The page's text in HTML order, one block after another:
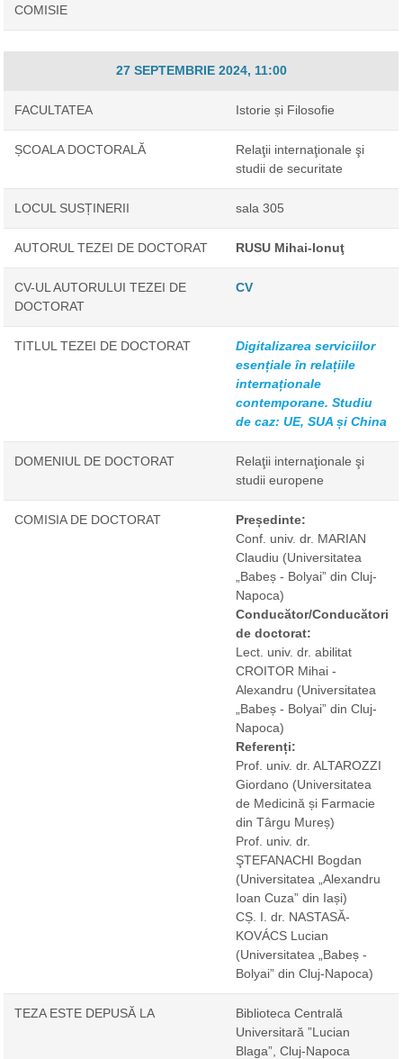
COMISIE
27 SEPTEMBRIE 2024, 11:00
FACULTATEA Istorie și Filosofie
ȘCOALA DOCTORALĂ
Relaţii internaţionale şi
studii de securitate
LOCUL SUSȚINERII sala 305
AUTORUL TEZEI DE DOCTORAT RUSU Mihai-Ionuţ
CV-UL AUTORULUI TEZEI DE
DOCTORAT
CV
TITLUL TEZEI DE DOCTORAT
Digitalizarea serviciilor
esențiale în relațiile
internaționale
contemporane. Studiu
de caz: UE, SUA și China
DOMENIUL DE DOCTORAT
Relaţii internaţionale şi
studii europene
COMISIA DE DOCTORAT
Președinte:
Conf. univ. dr. MARIAN
Claudiu (Universitatea
„Babeș - Bolyai” din Cluj-
Napoca)
Conducător/Conducători
de doctorat:
Lect. univ. dr. abilitat
CROITOR Mihai -
Alexandru (Universitatea
„Babeș - Bolyai” din Cluj-
Napoca)
Referenți:
Prof. univ. dr. ALTAROZZI
Giordano (Universitatea
de Medicină și Farmacie
din Târgu Mureș)
Prof. univ. dr.
ŞTEFANACHI Bogdan
(Universitatea „Alexandru
Ioan Cuza” din Iași)
CȘ. I. dr. NASTASĂ-
KOVÁCS Lucian
(Universitatea „Babeș -
Bolyai” din Cluj-Napoca)
TEZA ESTE DEPUSĂ LA
Biblioteca Centrală
Universitară ”Lucian
Blaga”, Cluj-Napoca